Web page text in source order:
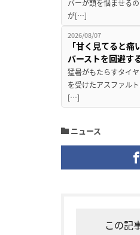
バーが頭を悩ませる
が[…]
2026/08/07
「甘く見てると
バーストを回避す
猛暑がもたらすタイ
を受けたアスファル
[…]
ニュース
この記